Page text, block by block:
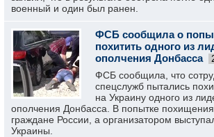
военный и один был ранен.
ФСБ сообщила о
похитить одного из
ополчения Донбасса
ФСБ сообщила, что
спецслужб пытались
на Украину одного из
ополчения Донбасса. В попытке похищения
граждане России, а организатором
Украины.